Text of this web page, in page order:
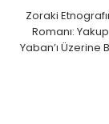
Zoraki
Romanı:
Yaban’ı Üzerine